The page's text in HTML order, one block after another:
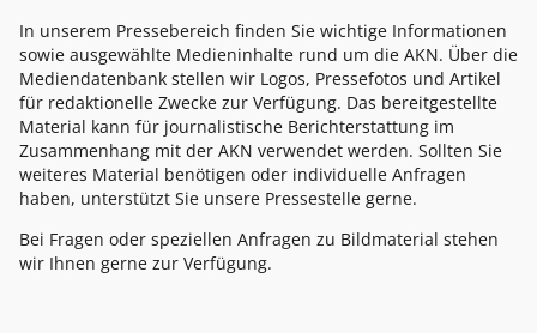
In unserem Pressebereich finden Sie wichtige Informationen
sowie ausgewählte Medieninhalte rund um die AKN. Über die
Mediendatenbank stellen wir Logos, Pressefotos und Artikel
für redaktionelle Zwecke zur Verfügung. Das bereitgestellte
Material kann für journalistische Berichterstattung im
Zusammenhang mit der AKN verwendet werden. Sollten Sie
weiteres Material benötigen oder individuelle Anfragen
haben, unterstützt Sie unsere Pressestelle gerne.
Bei Fragen oder speziellen Anfragen zu Bildmaterial stehen
wir Ihnen gerne zur Verfügung.